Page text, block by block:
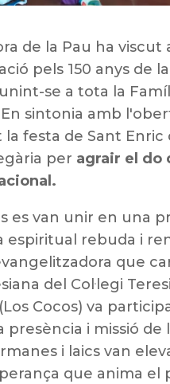
de la Pau ha
pels 150 anys de
se a tota la
sintonia amb
la festa de Sant
per agrair el do
es van unir en una
espiritual rebuda i
que
del Col·legi
Cocos) va
i missió de
i laics van
que anima el